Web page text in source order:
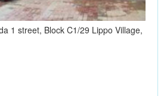
1 street, Block C1/29 Lippo Village,